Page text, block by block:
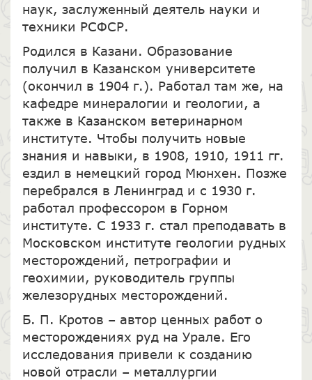
наук, заслуженный деятель науки и
техники РСФСР.
Родился в Казани. Образование
получил в Казанском университете
(окончил в 1904 г.). Работал там же, на
кафедре минералогии и геологии, а
также в Казанском ветеринарном
институте. Чтобы получить новые
знания и навыки, в 1908, 1910, 1911 гг.
ездил в немецкий город Мюнхен. Позже
перебрался в Ленинград и с 1930 г.
работал профессором в Горном
институте. С 1933 г. стал преподавать в
Московском институте геологии рудных
месторождений, петрографии и
геохимии, руководитель группы
железорудных месторождений.
Б. П. Кротов – автор ценных работ о
месторождениях руд на Урале. Его
исследования привели к созданию
новой отрасли – металлургии